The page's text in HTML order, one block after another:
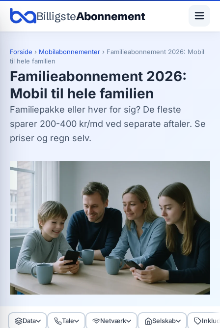
BilligsteAbonnement
Forside › Mobilabonnementer › Familieabonnement 2026: Mobil
til hele familien
Familieabonnement 2026:
Mobil til hele familien
Familiepakke eller hver for sig? De fleste
sparer 200-400 kr/md ved separate aftaler. Se
priser og regn selv.
Data Tale Netværk Selskab